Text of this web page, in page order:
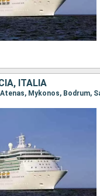
ITALIA
Mykonos, Bodrum,